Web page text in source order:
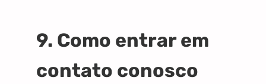
9. Como entrar em
contato conosco